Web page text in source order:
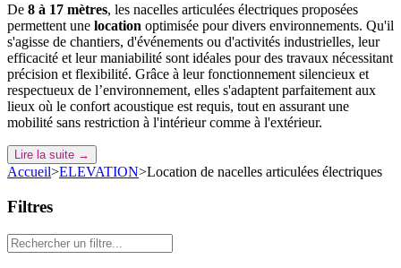
De 8 à 17 mètres, les nacelles articulées électriques proposées
permettent une location optimisée pour divers environnements. Qu'il
s'agisse de chantiers, d'événements ou d'activités industrielles, leur
efficacité et leur maniabilité sont idéales pour des travaux nécessitant
précision et flexibilité. Grâce à leur fonctionnement silencieux et
respectueux de l’environnement, elles s'adaptent parfaitement aux
lieux où le confort acoustique est requis, tout en assurant une
mobilité sans restriction à l'intérieur comme à l'extérieur.
Lire la suite →
Accueil>ELEVATION>Location de nacelles articulées électriques
Filtres